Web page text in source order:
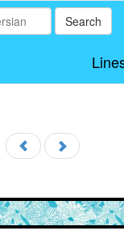
Search